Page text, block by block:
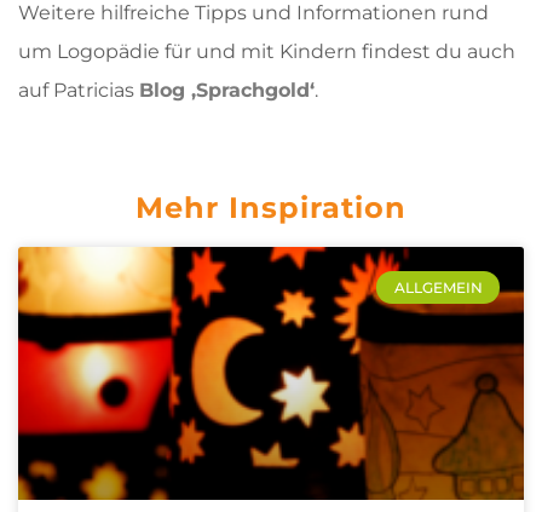
Weitere hilfreiche Tipps und Informationen rund
um Logopädie für und mit Kindern findest du auch
auf Patricias Blog ,Sprachgold‘.
Mehr Inspiration
ALLGEMEIN